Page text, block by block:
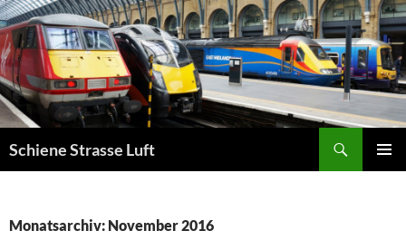
Zum
Inhalt
springen
Schiene Strasse Luft
Monatsarchiv: November 2016